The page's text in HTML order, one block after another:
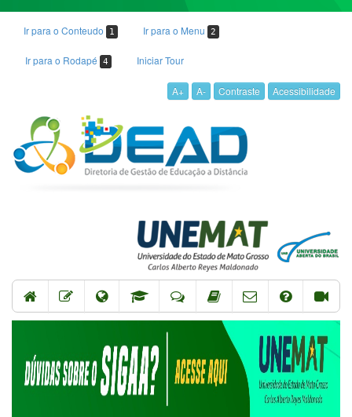
Ir para o Conteudo 1 Ir para o Menu 2
Ir para o Rodapé 4 Iniciar Tour
A+ A- Contraste Acessibilidade